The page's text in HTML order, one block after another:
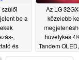
szülői
be a
,
és
Az LG
közelebb
hüvelykes
Tandem